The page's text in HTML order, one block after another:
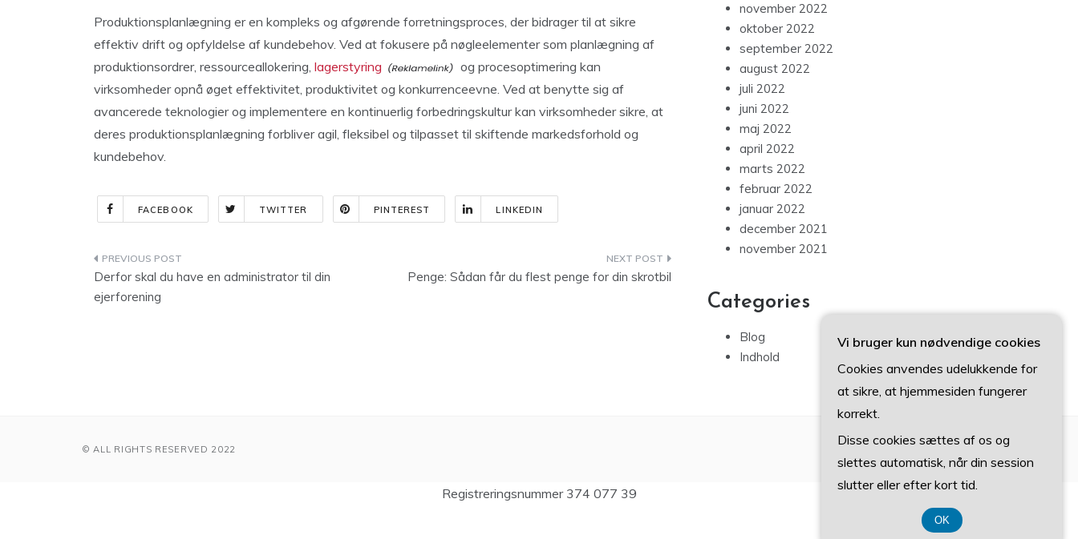
Produktionsplanlægning er en kompleks og afgørende forretningsproces, der bidrager til at sikre
effektiv drift og opfyldelse af kundebehov. Ved at fokusere på nøgleelementer som planlægning af
produktionsordrer, ressourceallokering, lagerstyring
og procesoptimering kan
virksomheder opnå øget effektivitet, produktivitet og konkurrenceevne. Ved at benytte sig af
avancerede teknologier og implementere en kontinuerlig forbedringskultur kan virksomheder sikre, at
deres produktionsplanlægning forbliver agil, fleksibel og tilpasset til skiftende markedsforhold og
kundebehov.
FACEBOOK TWITTER PINTEREST LINKEDIN
Indlægsnavigation
Derfor skal du have en administrator til din
ejerforening
Penge: Sådan får du flest penge for din skrotbil
november 2022
oktober 2022
september 2022
august 2022
juli 2022
juni 2022
maj 2022
april 2022
marts 2022
februar 2022
januar 2022
december 2021
november 2021
Categories
Blog
Indhold
© ALL RIGHTS RESERVED 2022
Registreringsnummer 374 077 39
Vi bruger kun nødvendige cookies
Cookies anvendes udelukkende for
at sikre, at hjemmesiden fungerer
korrekt.
Disse cookies sættes af os og
slettes automatisk, når din session
slutter eller efter kort tid.
OK